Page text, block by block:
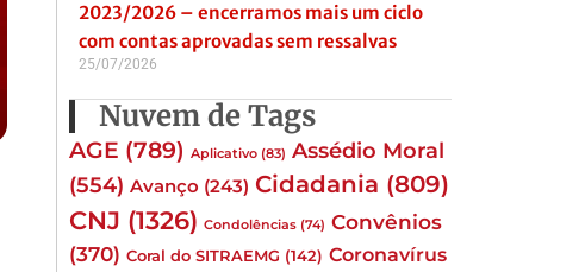
2023/2026 – encerramos mais um ciclo
com contas aprovadas sem ressalvas
25/07/2026
Nuvem de Tags
AGE (789) Aplicativo (83) Assédio Moral
(554) Avanço (243) Cidadania (809)
CNJ (1326) Condolências (74) Convênios
(370) Coral do SITRAEMG (142) Coronavírus